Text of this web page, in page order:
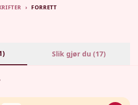
› FORRETT
) Slik gjør du (17)